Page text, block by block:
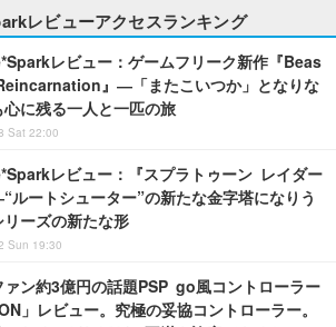
レビューアクセスランキング
レビュー：ゲームフリーク新作『Beas
』―「またこいつか」となりな
心に残る一人と一匹の旅
Sat 22:00
レビュー：『スプラトゥーン レイダー
ルートシューター”の新たな金字塔になりう
リーズの新たな形
Sun 19:30
ァン約3億円の話題PSP go風コントローラー
」レビュー。究極の妥協コントローラー。